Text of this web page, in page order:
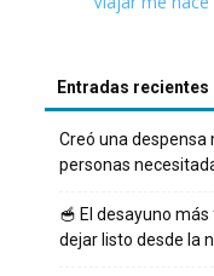
Entradas recientes
Creó una
personas
🥣 El desayuno
dejar listo desde la